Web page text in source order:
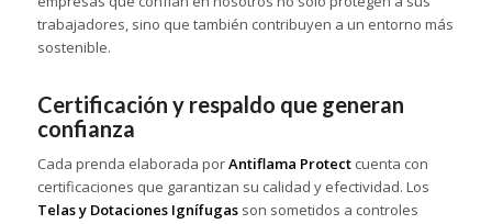
trabajadores, sino que también contribuyen a un entorno más
sostenible.
Certificación y respaldo que generan
confianza
Cada prenda elaborada porAntiflama Protectcuenta con
certificaciones que garantizan su calidad y efectividad. Los
Telas y Dotaciones Ignífugasson sometidos a controles